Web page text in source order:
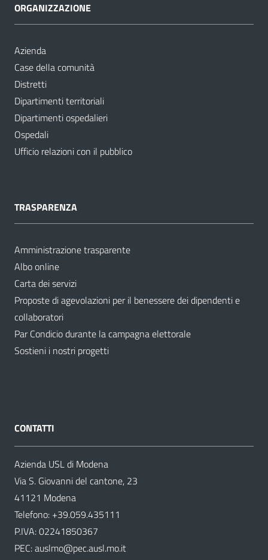
ORGANIZZAZIONE
Azienda
Case della comunità
Distretti
Dipartimenti territoriali
Dipartimenti ospedalieri
Ospedali
Ufficio relazioni con il pubblico
TRASPARENZA
Amministrazione trasparente
Albo online
Carta dei servizi
Proposte di agevolazioni per il benessere dei dipendenti e
collaboratori
Par Condicio durante la campagna elettorale
Sostieni i nostri progetti
CONTATTI
Azienda USL di Modena
Via S. Giovanni del cantone, 23
41121 Modena
Telefono: +39.059.435111
P.IVA: 02241850367
PEC:auslmo@pec.ausl.mo.it